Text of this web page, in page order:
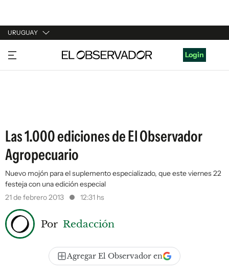
URUGUAY
URUGUAY
ARGENTINA
Login
Las 1.000 ediciones de El Observador
Agropecuario
Nuevo mojón para el suplemento especializado, que este viernes 22
festeja con una edición especial
21 de febrero 2013
12:31 hs
Por Redacción
Agregar El Observador en